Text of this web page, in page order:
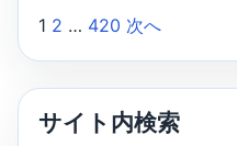
投
の
1 2 … 420 次へ
サイト内検索